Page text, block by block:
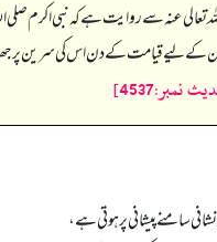
تعالی عنہ سے روایت ہے کہ نبی اکرم صلی
کے لیے قیامت کے دن اس کی سرین پر
سامنے پیشانی پر ہوتی ہے،